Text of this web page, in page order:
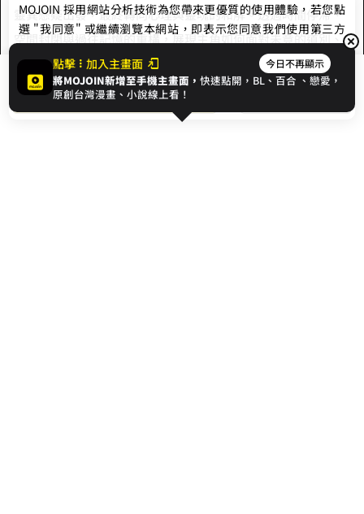
開始閱讀
靈異懸疑出發，最終轉向心理與靈魂的和解。透過時間停滯、
空間封閉與過往記憶的重構，展現主角如何面對未竟的道別、
深埋的愧疚，以及最終學會原諒與放下。作品核心探討的是：
愛的延續不必經由痛苦證明，真正的重生來自對自己的寬恕。
展開全部
點擊 加入主畫面 今日不再顯示
將MOJOIN新增至手機主畫面，快速點開，BL、百合 、戀愛，
原創台灣漫畫、小說線上看！
MOJOIN 採用網站分析技術為您帶來更優質的使用體驗，若您點
選 "我同意" 或繼續瀏覽本網站，即表示您同意我們使用第三方
Cookie，欲瞭解更多資訊請見隱私權政策。
我同意